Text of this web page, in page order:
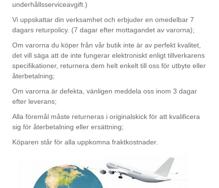
underhållsserviceavgift.)
Vi uppskattar din verksamhet och erbjuder en omedelbar 7
dagars returpolicy. (7 dagar efter mottagandet av varorna);
Om varorna du köper från vår butik inte är av perfekt kvalitet,
det vill säga att de inte fungerar elektroniskt enligt tillverkarens
specifikationer, returnera dem helt enkelt till oss för utbyte eller
återbetalning;
Om varorna är defekta, vänligen meddela oss inom 3 dagar
efter leverans;
Alla föremål måste returneras i originalskick för att kvalificera
sig för återbetalning eller ersättning;
Köparen står för alla uppkomna fraktkostnader.